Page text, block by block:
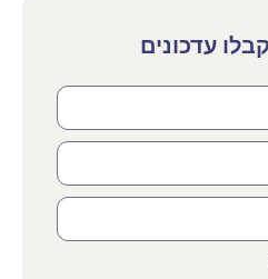
עדכונים